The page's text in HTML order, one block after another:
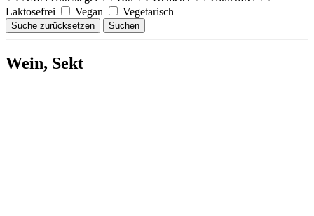
Laktosefrei
Vegan Vegetarisch
Suche zurücksetzen Suchen
Wein, Sekt